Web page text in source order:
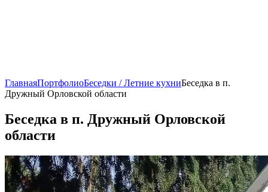
ГлавнаяПортфолиоБеседки / Летние кухниБеседка в п.
Дружный Орловской области
Беседка в п. Дружный Орловской
области